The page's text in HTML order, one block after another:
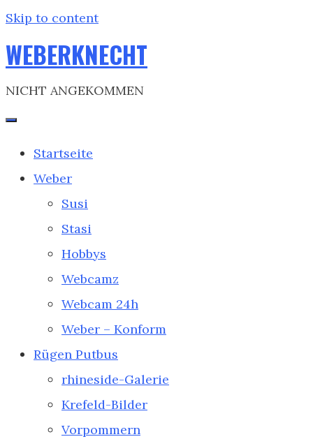
Skip to content
WEBERKNECHT
NICHT ANGEKOMMEN
Startseite
Weber
Susi
Stasi
Hobbys
Webcamz
Webcam 24h
Weber – Konform
Rügen Putbus
rhineside-Galerie
Krefeld-Bilder
Vorpommern